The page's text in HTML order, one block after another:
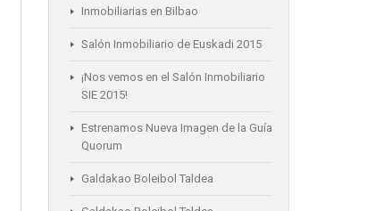
Inmobiliarias en Bilbao
Salón Inmobiliario de Euskadi 2015
¡Nos vemos en el Salón Inmobiliario
SIE 2015!
Estrenamos Nueva Imagen de la Guía
Quorum
Galdakao Boleibol Taldea